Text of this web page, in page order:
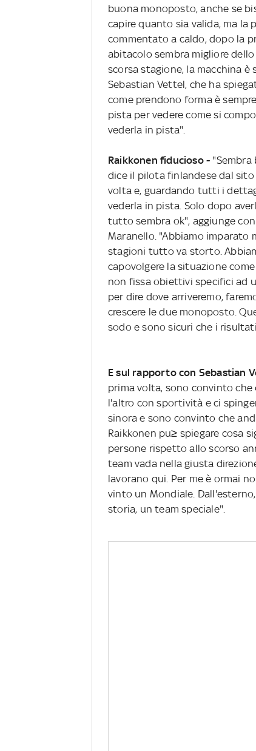
buona monoposto, anche se
capire quanto sia valida, ma la
commentato a caldo, dopo la
abitacolo sembra migliore
scorsa stagione, la macchina
Sebastian Vettel, che ha
come prendono forma è
pista per vedere come si
vederla in pista".
Raikkonen fiducioso - "Sembra
dice il pilota finlandese dal
volta e, guardando tutti i
vederla in pista. Solo dopo
tutto sembra ok", aggiunge
Maranello. "Abbiamo
stagioni tutto va storto.
capovolgere la situazione
non fissa obiettivi specifici ad
per dire dove arriveremo,
crescere le due monoposto.
sodo e sono sicuri che i
E sul rapporto con Sebastian
prima volta, sono convinto
l'altro con sportività e ci
sinora e sono convinto che
Raikkonen pu≥ spiegare cosa
persone rispetto allo scorso
team vada nella giusta
lavorano qui. Per me è ormai
vinto un Mondiale.
storia, un team speciale".